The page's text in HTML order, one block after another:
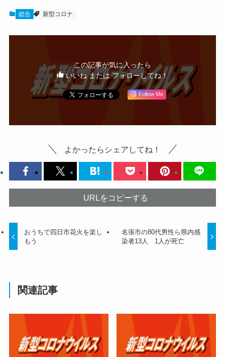
総合 新型コロナ
この記事が気に入ったら
いいね または フォローしてね！
Follow Me
よかったらシェアしてね！
URLをコピーする
おうちで四日市花火を楽し
もう
名張市の80代男性ら県内感
染者13人 1人が死亡
関連記事